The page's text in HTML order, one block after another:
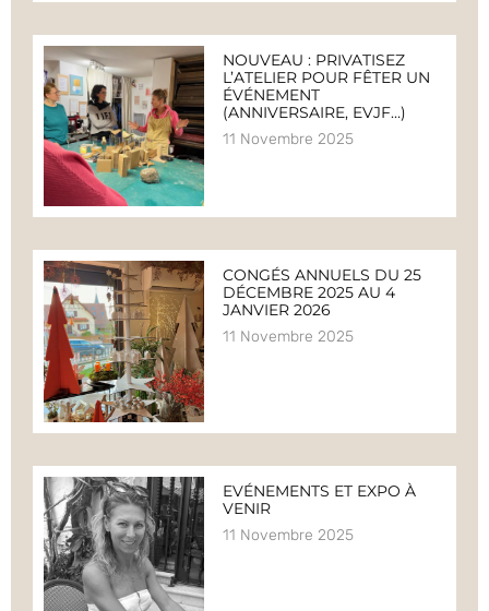
NOUVEAU : PRIVATISEZ
L’ATELIER POUR FÊTER UN
ÉVÉNEMENT
(ANNIVERSAIRE, EVJF…)
11 Novembre 2025
CONGÉS ANNUELS DU 25
DÉCEMBRE 2025 AU 4
JANVIER 2026
11 Novembre 2025
EVÉNEMENTS ET EXPO À
VENIR
11 Novembre 2025